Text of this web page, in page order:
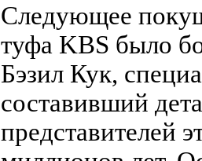
Следующее
туфа KBS было
Бэзил Кук,
составивший
представителей